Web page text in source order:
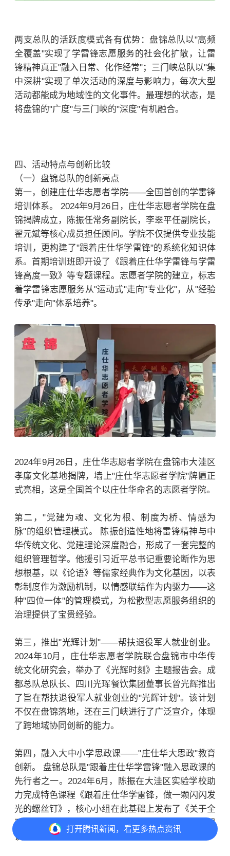
两支总队的活跃度模式各有优势：盘锦总队以"高频
全覆盖"实现了学雷锋志愿服务的社会化扩散，让雷
锋精神真正"融入日常、化作经常"；三门峡总队以"集
中深耕"实现了单次活动的深度与影响力，每次大型
活动都能成为地域性的文化事件。最理想的状态，是
将盘锦的"广度"与三门峡的"深度"有机融合。
四、活动特点与创新比较
（一）盘锦总队的创新亮点
第一，创建庄仕华志愿者学院——全国首创的学雷锋
培训体系。 2024年9月26日，庄仕华志愿者学院在盘
锦揭牌成立，陈振任常务副院长，李翠平任副院长，
翟元斌等核心成员担任顾问。学院不仅提供专业技能
培训，更构建了"跟着庄仕华学雷锋"的系统化知识体
系。首期培训班即开设了《跟着庄仕华学雷锋与学雷
锋高度一致》等专题课程。志愿者学院的建立，标志
着学雷锋志愿服务从"运动式"走向"专业化"，从"经验
传承"走向"体系培养"。
2024年9月26日，庄仕华志愿者学院在盘锦市大洼区
孝廉文化基地揭牌，墙上"庄仕华志愿者学院"牌匾正
式亮相，这是全国首个以庄仕华命名的志愿者学院。
第二，"党建为魂、文化为根、制度为桥、情感为
脉"的组织管理模式。 陈振创造性地将雷锋精神与中
华传统文化、党建理论深度融合，形成了一套完整的
组织管理哲学。他援引习近平总书记重要论断作为思
想根基，以《论语》等儒家经典作为文化基因，以表
彰制度作为激励机制，以情感联结作为内驱力——这
种"四位一体"的管理模式，为松散型志愿服务组织的
治理提供了宝贵经验。
第三，推出"光辉计划"——帮扶退役军人就业创业。
2024年10月，庄仕华志愿者学院联合盘锦市中华传
统文化研究会，举办了《光辉时刻》主题报告会。成
都总队总队长、四川光珲餐饮集团董事长曾光辉推出
了旨在帮扶退役军人就业创业的"光辉计划"。该计划
不仅在盘锦落地，还在三门峡进行了广泛宣介，体现
了跨地域协同创新的能力。
第四，融入大中小学思政课——"庄仕华大思政"教育
创新。 盘锦总队是"跟着庄仕华学雷锋"融入思政课的
先行者之一。2024年6月，陈振在大洼区实验学校助
力完成特色课程《跟着庄仕华学雷锋，做一颗闪闪发
光的螺丝钉》，核心小组在此基础上发布了《关于全
面深化"跟着庄仕华学雷锋"融入大中小学思政课的倡
议方案》。
打开腾讯新闻，看更多热点资讯